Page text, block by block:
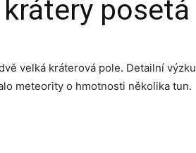
posetá
velká kráterová pole. Detailní
meteority o hmotnosti několika tun.